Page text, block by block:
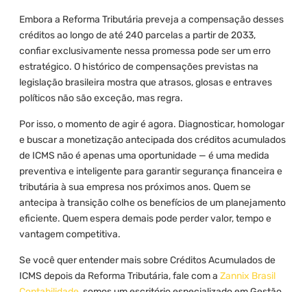
Embora a Reforma Tributária preveja a compensação desses
créditos ao longo de até 240 parcelas a partir de 2033,
confiar exclusivamente nessa promessa pode ser um erro
estratégico. O histórico de compensações previstas na
legislação brasileira mostra que atrasos, glosas e entraves
políticos não são exceção, mas regra.
Por isso, o momento de agir é agora. Diagnosticar, homologar
e buscar a monetização antecipada dos créditos acumulados
de ICMS não é apenas uma oportunidade — é uma medida
preventiva e inteligente para garantir segurança financeira e
tributária à sua empresa nos próximos anos. Quem se
antecipa à transição colhe os benefícios de um planejamento
eficiente. Quem espera demais pode perder valor, tempo e
vantagem competitiva.
Se você quer entender mais sobre Créditos Acumulados de
ICMS depois da Reforma Tributária, fale com a Zannix Brasil